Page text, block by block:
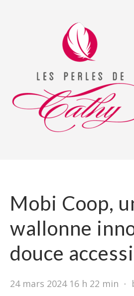
Mobi Coop,
wallonne
douce
24 mars 2024 16 h 22 min ⋅